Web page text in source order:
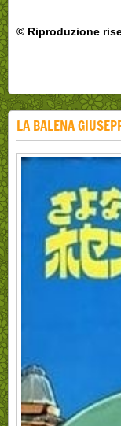
© Riproduzione
LA BALENA